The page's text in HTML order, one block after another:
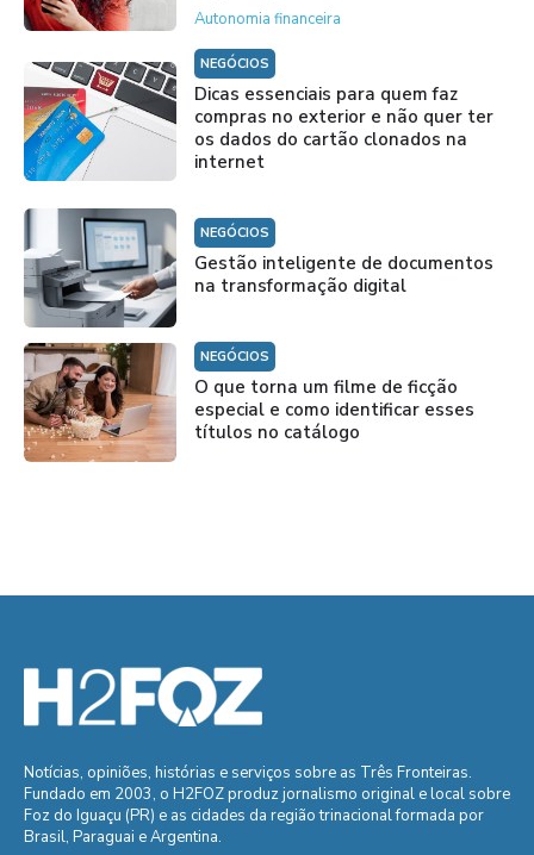
Autonomia financeira
NEGÓCIOS
Dicas essenciais para quem faz
compras no exterior e não quer ter
os dados do cartão clonados na
internet
NEGÓCIOS
Gestão inteligente de documentos
na transformação digital
NEGÓCIOS
O que torna um filme de ficção
especial e como identificar esses
títulos no catálogo
Notícias, opiniões, histórias e serviços sobre as Três Fronteiras.
Fundado em 2003, o H2FOZ produz jornalismo original e local sobre
Foz do Iguaçu (PR) e as cidades da região trinacional formada por
Brasil, Paraguai e Argentina.